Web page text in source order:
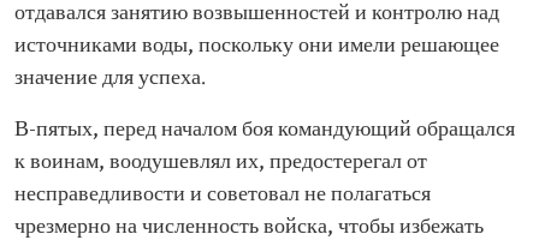
отдавался занятию возвышенностей и контролю над
источниками воды, поскольку они имели решающее
значение для успеха.
В-пятых, перед началом боя командующий обращался
к воинам, воодушевлял их, предостерегал от
несправедливости и советовал не полагаться
чрезмерно на численность войска, чтобы избежать